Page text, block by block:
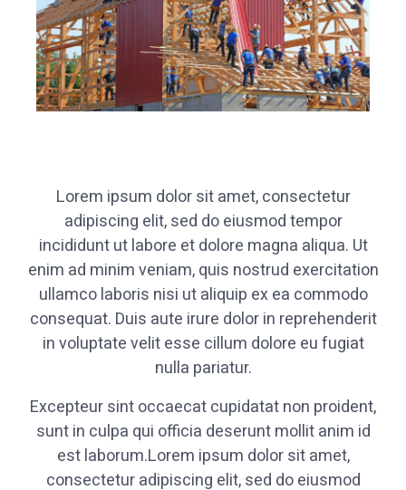
Lorem ipsum dolor sit amet, consectetur
adipiscing elit, sed do eiusmod tempor
incididunt ut labore et dolore magna aliqua. Ut
enim ad minim veniam, quis nostrud exercitation
ullamco laboris nisi ut aliquip ex ea commodo
consequat. Duis aute irure dolor in reprehenderit
in voluptate velit esse cillum dolore eu fugiat
nulla pariatur.
Excepteur sint occaecat cupidatat non proident,
sunt in culpa qui officia deserunt mollit anim id
est laborum.Lorem ipsum dolor sit amet,
consectetur adipiscing elit, sed do eiusmod